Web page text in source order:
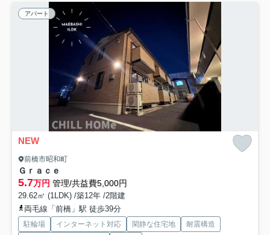
アパート
NEW
前橋市昭和町
Ｇｒａｃｅ
5.7万円 管理/共益費5,000円
29.62㎡ (1LDK) /築12年 /2階建
両毛線「前橋」駅 徒歩39分
駐輪場 インターネット対応 閑静な住宅地
耐震構造